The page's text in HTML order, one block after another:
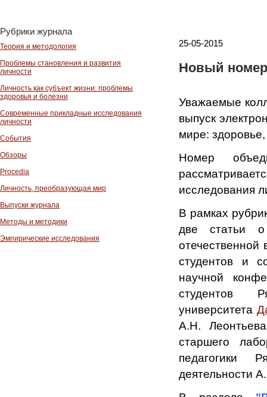
Рубрики журнала
Теория и методология
Проблемы становления и развития
личности
Личность как субъект жизни: проблемы
здоровья и болезни
Современные прикладные исследования
личности
События
Обзоры
Procedia
Личность, преобразующая мир
Выпуски журнала
Методы и методики
Эмпирические исследования
25-05-2015
Новый номер
Уважаемые
выпуск
мире:
Номер
исследования
В рамках
две статьи о
отечественной
студентов и
научной
студентов
университета
А.Н.
старшего
педагогики
деятельности